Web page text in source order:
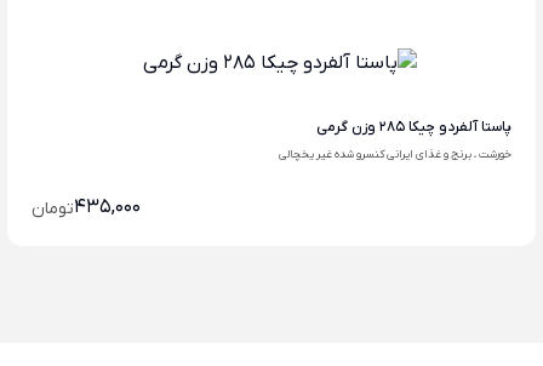
پاستا آلفردو چیکا 285 وزن گرمی
خورشت ، برنج و غذای ایرانی کنسرو شده غیر یخچالی
435,000تومان